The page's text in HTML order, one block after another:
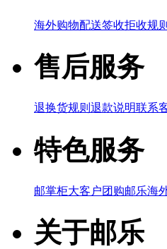
海外购物配送签收拒收规则
售后服务
退换货规则 退款说明联系
特色服务
邮掌柜大客户团购邮乐海
关于邮乐